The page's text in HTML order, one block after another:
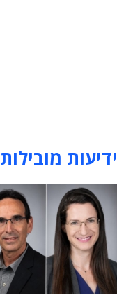
ידיעות מובילות